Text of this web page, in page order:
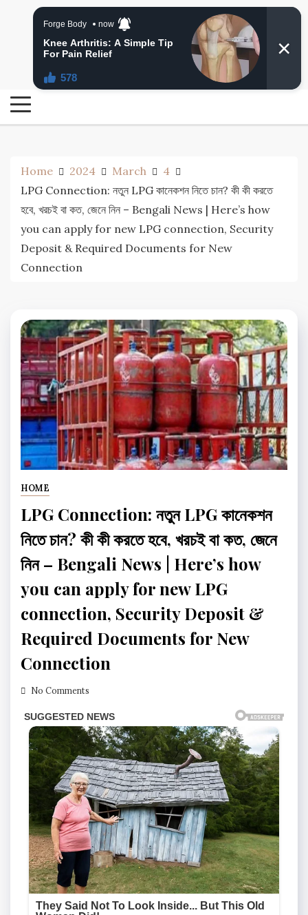
24 Ghanta Bangla News
24 Ghanta Bengali News
Home 2024 March
4
LPG Connection: নতুন LPG কানেকশন নিতে চান? কী কী করতে
হবে, খরচই বা কত, জেনে নিন – Bengali News | Here’s how
you can apply for new LPG connection, Security
Deposit & Required Documents for New
Connection
HOME
LPG Connection: নতুন LPG কানেকশন
নিতে চান? কী কী করতে হবে, খরচই বা কত, জেনে
নিন – Bengali News | Here’s how
you can apply for new LPG
connection, Security Deposit &
Required Documents for New
Connection
No Comments